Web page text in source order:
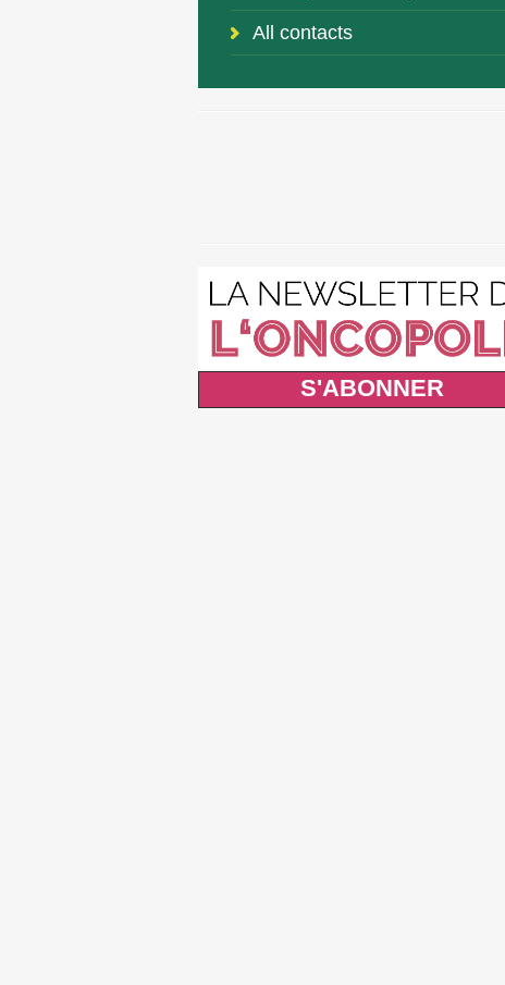
All contacts
S'ABONNER